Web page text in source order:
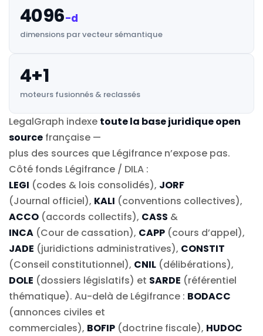
4096-d
dimensions par vecteur sémantique
4+1
moteurs fusionnés & reclassés
LegalGraph indexe toute la base juridique open
source française —
plus des sources que Légifrance n’expose pas.
Côté fonds Légifrance / DILA :
LEGI (codes & lois consolidés), JORF
(Journal officiel), KALI (conventions collectives),
ACCO (accords collectifs), CASS &
INCA (Cour de cassation), CAPP (cours d’appel),
JADE (juridictions administratives), CONSTIT
(Conseil constitutionnel), CNIL (délibérations),
DOLE (dossiers législatifs) et SARDE (référentiel
thématique). Au-delà de Légifrance : BODACC
(annonces civiles et
commerciales), BOFIP (doctrine fiscale), HUDOC